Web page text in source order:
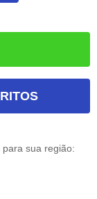
sua região: